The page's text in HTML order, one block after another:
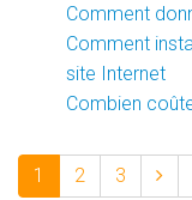
Comment
Comment
site Internet
Combien
1 2 3